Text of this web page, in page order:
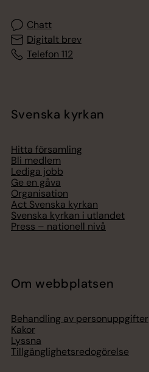
Chatt
Digitalt brev
Telefon 112
Svenska kyrkan
Hitta församling
Bli medlem
Lediga jobb
Ge en gåva
Organisation
Act Svenska kyrkan
Svenska kyrkan i utlandet
Press – nationell nivå
Om webbplatsen
Behandling av personuppgifter
Kakor
Lyssna
Tillgänglighetsredogörelse